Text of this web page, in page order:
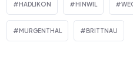
HADLIKON HINWIL
MURGENTHAL BRITTNAU